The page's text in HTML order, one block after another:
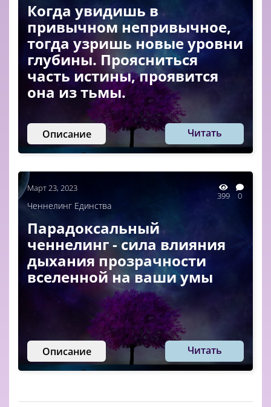
Когда увидишь в
привычном непривычное,
тогда узришь новые уровни
глубины. Проясниться
часть истины, проявится
она из тьмы.
Описание Читать
Март 23, 2023
399 0
Ченнелинг Единства
Парадоксальный
ченнелинг - сила влияния
дыхания прозрачности
вселенной на ваши умы
Описание Читать